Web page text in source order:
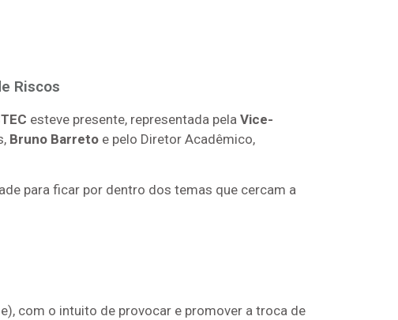
Riscos
esteve presente, representada pela Vice-
Bruno Barreto e pelo Diretor Acadêmico,
para ficar por dentro dos temas que cercam a
com o intuito de provocar e promover a troca de